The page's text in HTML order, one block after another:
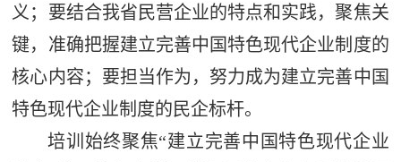
义；要结合我省民营企业的特点和实践，聚焦关
键，准确把握建立完善中国特色现代企业制度的
核心内容；要担当作为，努力成为建立完善中国
特色现代企业制度的民企标杆。
培训始终聚焦“建立完善中国特色现代企业